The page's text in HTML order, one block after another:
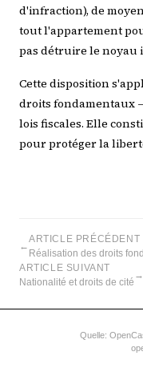
d'infraction), de
tout l'appartement
pas détruire le noyau
Cette disposition
droits fondamentaux
lois fiscales. Elle
pour protéger la
←
ARTICLE PRÉCÉDENT
Réalisation des droits
ARTICLE SUIVANT
Nationalité et droits de cité
→
Quelle: